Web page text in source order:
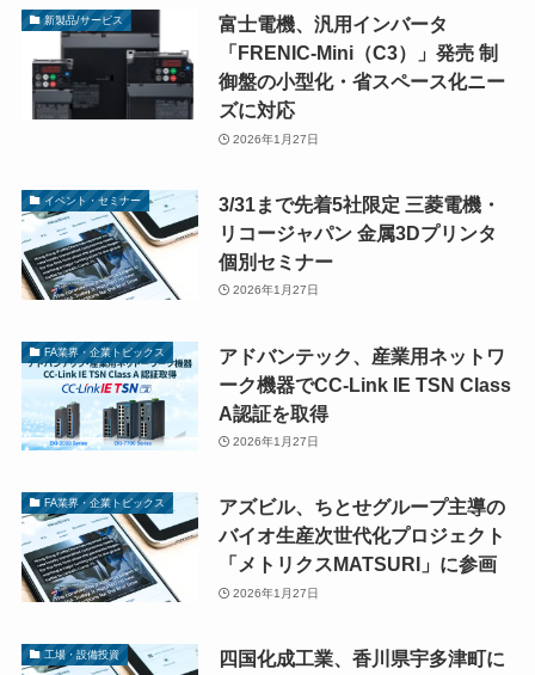
新製品/サービス
富士電機、汎用インバータ
「FRENIC-Mini（C3）」発売 制
御盤の小型化・省スペース化ニー
ズに対応
2026年1月27日
イベント・セミナー
3/31まで先着5社限定 三菱電機・
リコージャパン 金属3Dプリンタ
個別セミナー
2026年1月27日
FA業界・企業トピックス
アドバンテック、産業用ネットワ
ーク機器でCC-Link IE TSN Class
A認証を取得
2026年1月27日
FA業界・企業トピックス
アズビル、ちとせグループ主導の
バイオ生産次世代化プロジェクト
「メトリクスMATSURI」に参画
2026年1月27日
工場・設備投資
四国化成工業、香川県宇多津町に